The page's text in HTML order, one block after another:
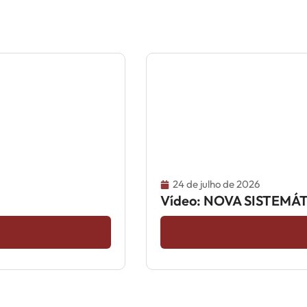
24 de julho de 2026
Vídeo: NOVA